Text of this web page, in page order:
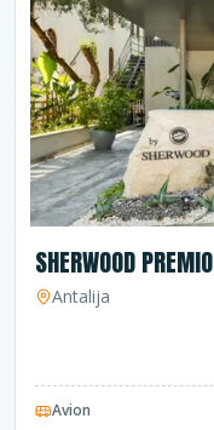
SHERWOOD PREMIO
Antalija
Avion